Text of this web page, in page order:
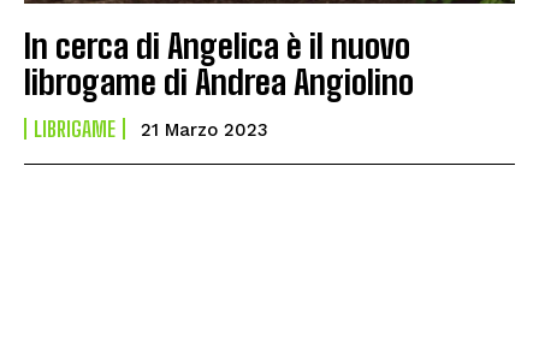
In cerca di Angelica è il nuovo
librogame di Andrea Angiolino
LIBRIGAME 21 Marzo 2023